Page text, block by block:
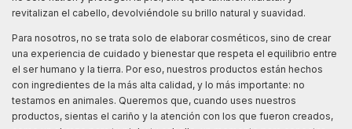
revitalizan el cabello, devolviéndole su brillo natural y suavidad.
Para nosotros, no se trata solo de elaborar cosméticos, sino de crear
una experiencia de cuidado y bienestar que respeta el equilibrio entre
el ser humano y la tierra. Por eso, nuestros productos están hechos
con ingredientes de la más alta calidad, y lo más importante: no
testamos en animales. Queremos que, cuando uses nuestros
productos, sientas el cariño y la atención con los que fueron creados,